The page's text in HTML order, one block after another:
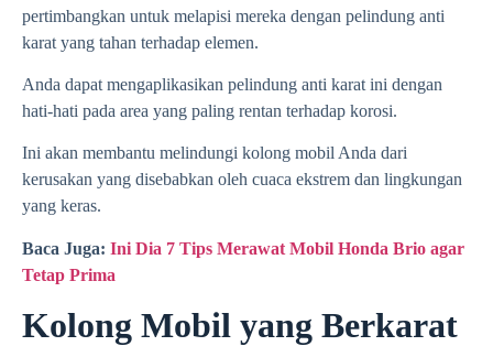
pertimbangkan untuk melapisi mereka dengan pelindung anti
karat yang tahan terhadap elemen.
Anda dapat mengaplikasikan pelindung anti karat ini dengan
hati-hati pada area yang paling rentan terhadap korosi.
Ini akan membantu melindungi kolong mobil Anda dari
kerusakan yang disebabkan oleh cuaca ekstrem dan lingkungan
yang keras.
Baca Juga: Ini Dia 7 Tips Merawat Mobil Honda Brio agar
Tetap Prima
Kolong Mobil yang Berkarat